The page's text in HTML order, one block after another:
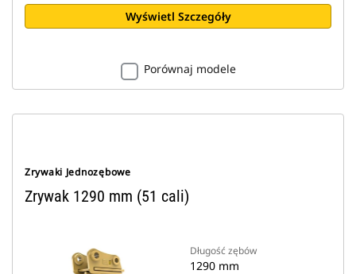
Wyświetl Szczegóły
Porównaj modele
Zrywaki Jednozębowe
Zrywak 1290 mm (51 cali)
Długość zębów
1290 mm